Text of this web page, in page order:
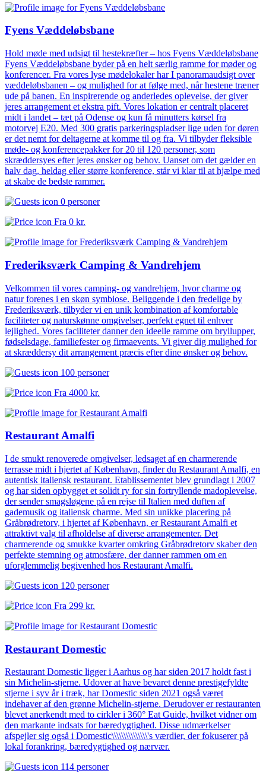
Fyens Væddeløbsbane
Hold møde med udsigt til hestekræfter – hos Fyens Væddeløbsbane
Fyens Væddeløbsbane byder på en helt særlig ramme for møder og
konferencer. Fra vores lyse mødelokaler har I panoramaudsigt over
væddeløbsbanen – og mulighed for at følge med, når hestene træner
ude på banen. En inspirerende og anderledes oplevelse, der giver
jeres arrangement et ekstra pift. Vores lokation er centralt placeret
midt i landet – tæt på Odense og kun få minutters kørsel fra
motorvej E20. Med 300 gratis parkeringspladser lige uden for døren
er det nemt for deltagerne at komme til og fra. Vi tilbyder fleksible
møde- og konferencepakker for 20 til 120 personer, som
skræddersyes efter jeres ønsker og behov. Uanset om det gælder en
halv dag, heldag eller større konference, står vi klar til at hjælpe med
at skabe de bedste rammer.
0 personer
Fra 0 kr.
Frederiksværk Camping & Vandrehjem
Velkommen til vores camping- og vandrehjem, hvor charme og
natur forenes i en skøn symbiose. Beliggende i den fredelige by
Frederiksværk, tilbyder vi en unik kombination af komfortable
faciliteter og naturskønne omgivelser, perfekt egnet til enhver
lejlighed. Vores faciliteter danner den ideelle ramme om bryllupper,
fødselsdage, familiefester og firmaevents. Vi giver dig mulighed for
at skræddersy dit arrangement præcis efter dine ønsker og behov.
100 personer
Fra 4000 kr.
Restaurant Amalfi
I de smukt renoverede omgivelser, ledsaget af en charmerende
terrasse midt i hjertet af København, finder du Restaurant Amalfi, en
autentisk italiensk restaurant. Etablissementet blev grundlagt i 2007
og har siden opbygget et solidt ry for sin fortryllende madoplevelse,
der sender smagsløgene på en rejse til Italien med duften af
gademusik og italiensk charme. Med sin unikke placering på
Gråbrødretorv, i hjertet af København, er Restaurant Amalfi et
attraktivt valg til afholdelse af diverse arrangementer. Det
charmerende og smukke kvarter omkring Gråbrødretorv skaber den
perfekte stemning og atmosfære, der danner rammen om en
uforglemmelig begivenhed hos Restaurant Amalfi.
120 personer
Fra 299 kr.
Restaurant Domestic
Restaurant Domestic ligger i Aarhus og har siden 2017 holdt fast i
sin Michelin-stjerne. Udover at have bevaret denne prestigefyldte
stjerne i syv år i træk, har Domestic siden 2021 også været
indehaver af den grønne Michelin-stjerne. Derudover er restauranten
blevet anerkendt med to cirkler i 360° Eat Guide, hvilket vidner om
den markante indsats for bæredygtighed. Disse udmærkelser
afspejler sig også i Domestic\\\\\\\\\\\\\\\'s værdier, der fokuserer på
lokal forankring, bæredygtighed og nærvær.
114 personer